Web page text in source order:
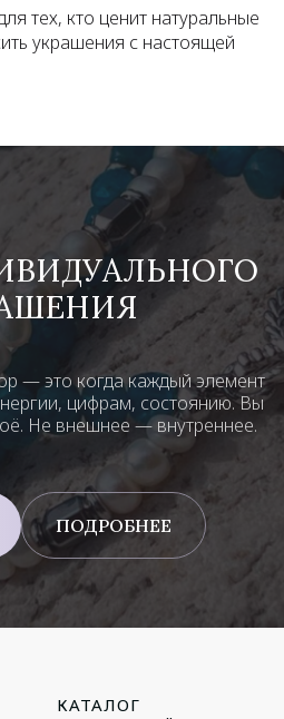
тех, кто ценит натуральные
украшения с настоящей
— это когда каждый элемент
цифрам, состоянию. Вы
Не внешнее — внутреннее.
ПОДРОБНЕЕ
КАТАЛОГ